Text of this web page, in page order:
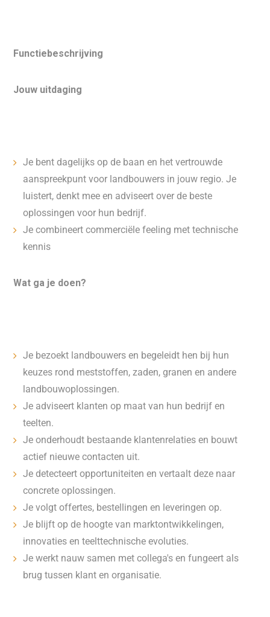
Functiebeschrijving
Jouw uitdaging
Je bent dagelijks op de baan en het vertrouwde
aanspreekpunt voor landbouwers in jouw regio. Je
luistert, denkt mee en adviseert over de beste
oplossingen voor hun bedrijf.
Je combineert commerciële feeling met technische
kennis
Wat ga je doen?
Je bezoekt landbouwers en begeleidt hen bij hun
keuzes rond meststoffen, zaden, granen en andere
landbouwoplossingen.
Je adviseert klanten op maat van hun bedrijf en
teelten.
Je onderhoudt bestaande klantenrelaties en bouwt
actief nieuwe contacten uit.
Je detecteert opportuniteiten en vertaalt deze naar
concrete oplossingen.
Je volgt offertes, bestellingen en leveringen op.
Je blijft op de hoogte van marktontwikkelingen,
innovaties en teelttechnische evoluties.
Je werkt nauw samen met collega's en fungeert als
brug tussen klant en organisatie.